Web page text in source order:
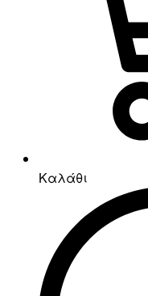
Καλάθι